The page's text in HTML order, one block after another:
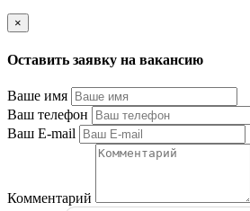
×
Оставить заявку на вакансию
Ваше имя
Ваш телефон
Ваш E-mail
Комментарий